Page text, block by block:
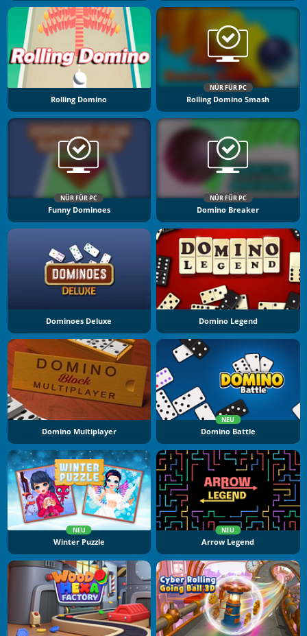
Rolling Domino
NÜR FÜR PC
Rolling Domino Smash
NÜR FÜR PC
Funny Dominoes
NÜR FÜR PC
Domino Breaker
Dominoes Deluxe Domino Legend
Domino Multiplayer
NEU
Domino Battle
NEU
Winter Puzzle
NEU
Arrow Legend